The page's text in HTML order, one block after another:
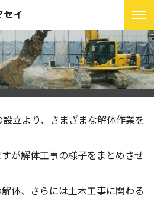
立より、さまざまな解体作業を
が解体工事の様子をまとめさせ
体、さらには土木工事に関わる